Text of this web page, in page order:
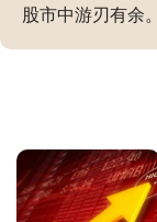
股市中游刃有余